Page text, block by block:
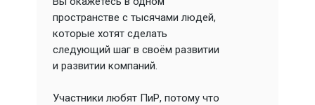
пространстве с тысячами людей,
которые хотят сделать
следующий шаг в своём развитии
и развитии компаний.
Участники любят ПиР, потому что